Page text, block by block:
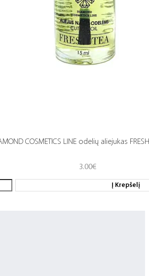
COSMETICS LINE odelių aliejukas
3.00€
Į Krepšelį